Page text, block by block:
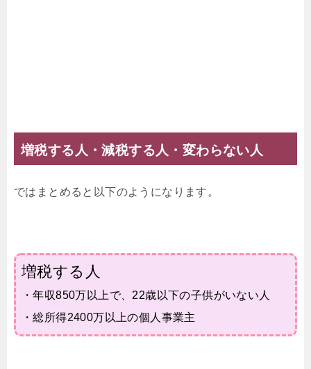
増税する人・減税する人・変わらない人
ではまとめると以下のようになります。
増税する人
・年収850万以上で、22歳以下の子供がいない人
・総所得2400万以上の個人事業主